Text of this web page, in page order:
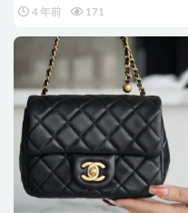
4 年前 171